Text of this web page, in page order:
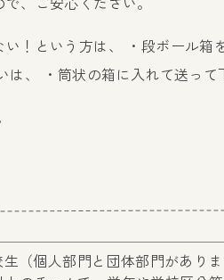
！という方は、 ・段ボール
、 ・筒状の箱に入れて送って
（個人部門と団体部門がありま